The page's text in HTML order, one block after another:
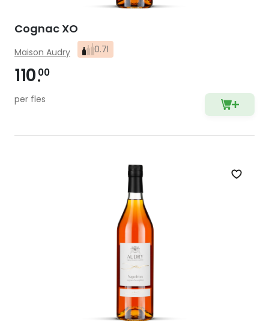
Cognac XO
Maison Audry 0.7l
110 00
per fles
Zet